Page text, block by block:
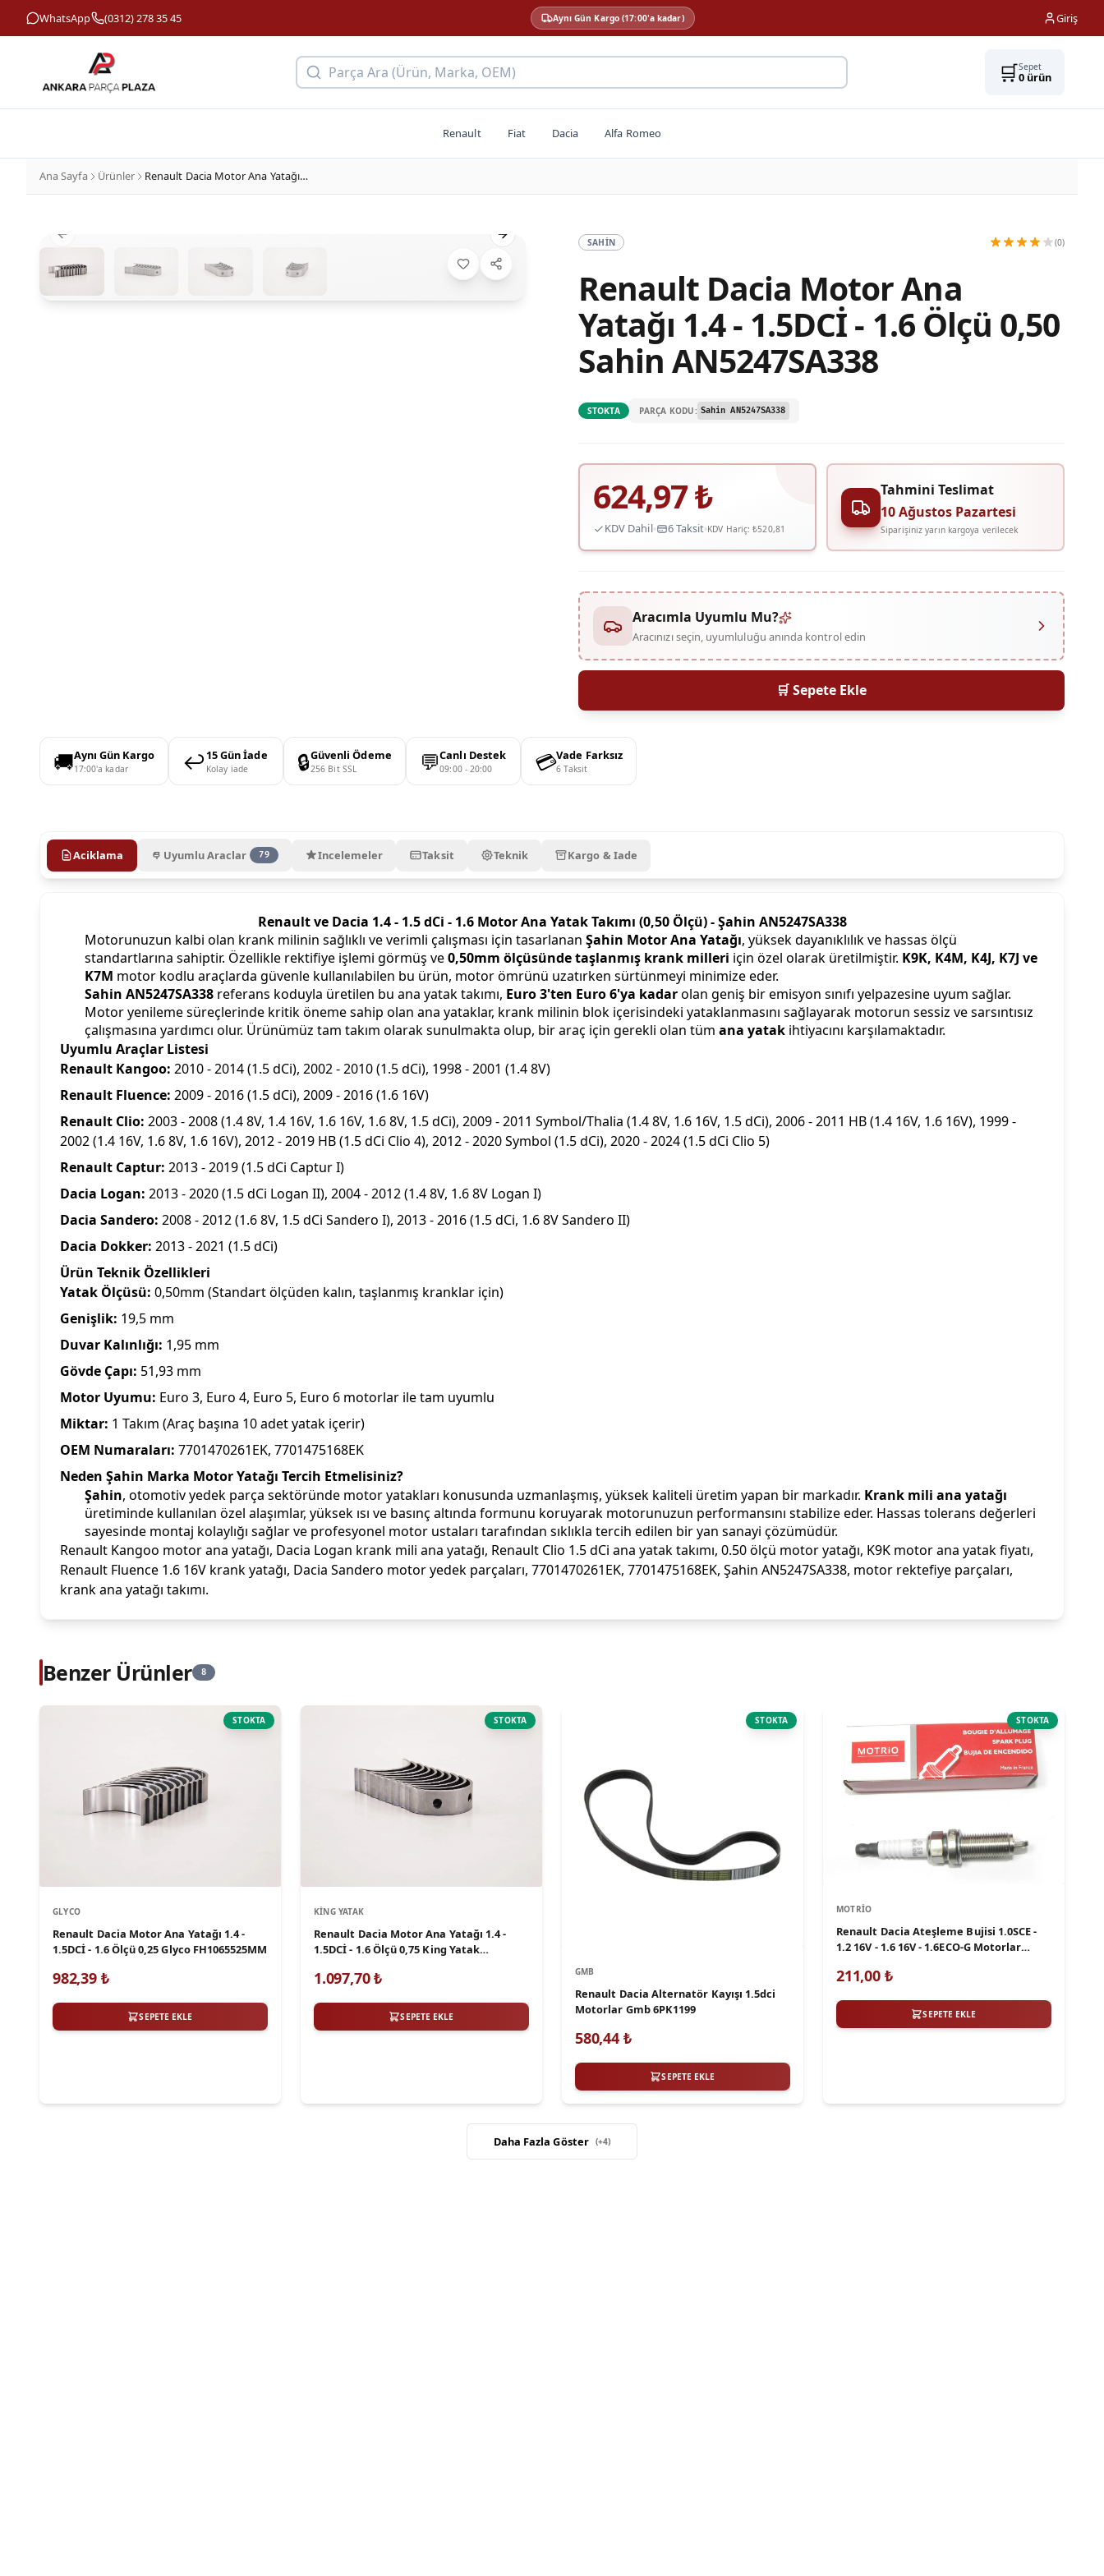
WhatsApp (0312) 278 35 45 Aynı Gün Kargo (17:00'a kadar) Giriş
Parça Ara (Ürün, Marka, OEM) 🛒Sepet
0ürün
Renault Fiat Dacia Alfa Romeo
Ana Sayfa Ürünler Renault Dacia Motor Ana Yatağı 1.4 - 1.5DCİ - 1.6 Ölçü 0,50 Sahin AN5247SA338
Previous slide Next slide SAHIN (0)
Renault Dacia Motor Ana
Yatağı 1.4 - 1.5DCİ - 1.6 Ölçü 0,50
Sahin AN5247SA338
STOKTA PARÇA KODU: Sahin AN5247SA338
624,97₺
KDV Dahil 6 Taksit KDV Hariç:₺520,81
Tahmini Teslimat
10 Ağustos Pazartesi
Siparişiniz yarın kargoya verilecek
Aracımla Uyumlu Mu?
Aracınızı seçin, uyumluluğu anında kontrol edin
🛒 Sepete Ekle
🚚Aynı Gün Kargo
17:00'a kadar ↩️ 15 Gün İade
Kolay iade 🔒Güvenli Ödeme
256 Bit SSL 💬Canlı Destek
09:00 - 20:00 💳Vade Farksız
6 Taksit
Aciklama Uyumlu Araclar 79 Incelemeler Taksit Teknik Kargo & Iade
Renault ve Dacia 1.4 - 1.5 dCi - 1.6 Motor Ana Yatak Takımı (0,50 Ölçü) - Şahin AN5247SA338
Motorunuzun kalbi olan krank milinin sağlıklı ve verimli çalışması için tasarlanan Şahin Motor Ana Yatağı, yüksek dayanıklılık ve hassas ölçü
standartlarına sahiptir. Özellikle rektifiye işlemi görmüş ve0,50mm ölçüsünde taşlanmış krank milleri için özel olarak üretilmiştir. K9K, K4M, K4J, K7J ve
K7M motor kodlu araçlarda güvenle kullanılabilen bu ürün, motor ömrünü uzatırken sürtünmeyi minimize eder.
Sahin AN5247SA338 referans koduyla üretilen bu ana yatak takımı, Euro 3'ten Euro 6'ya kadarolan geniş bir emisyon sınıfı yelpazesine uyum sağlar.
Motor yenileme süreçlerinde kritik öneme sahip olan ana yataklar, krank milinin blok içerisindeki yataklanmasını sağlayarak motorun sessiz ve sarsıntısız
çalışmasına yardımcı olur. Ürünümüz tam takım olarak sunulmakta olup, bir araç için gerekli olan tüm ana yatak ihtiyacını karşılamaktadır.
Uyumlu Araçlar Listesi
Renault Kangoo: 2010 - 2014 (1.5 dCi), 2002 - 2010 (1.5 dCi), 1998 - 2001 (1.4 8V)
Renault Fluence: 2009 - 2016 (1.5 dCi), 2009 - 2016 (1.6 16V)
Renault Clio: 2003 - 2008 (1.4 8V, 1.4 16V, 1.6 16V, 1.6 8V, 1.5 dCi), 2009 - 2011 Symbol/Thalia (1.4 8V, 1.6 16V, 1.5 dCi), 2006 - 2011 HB (1.4 16V, 1.6 16V), 1999 -
2002 (1.4 16V, 1.6 8V, 1.6 16V), 2012 - 2019 HB (1.5 dCi Clio 4), 2012 - 2020 Symbol (1.5 dCi), 2020 - 2024 (1.5 dCi Clio 5)
Renault Captur: 2013 - 2019 (1.5 dCi Captur I)
Dacia Logan: 2013 - 2020 (1.5 dCi Logan II), 2004 - 2012 (1.4 8V, 1.6 8V Logan I)
Dacia Sandero: 2008 - 2012 (1.6 8V, 1.5 dCi Sandero I), 2013 - 2016 (1.5 dCi, 1.6 8V Sandero II)
Dacia Dokker: 2013 - 2021 (1.5 dCi)
Ürün Teknik Özellikleri
Yatak Ölçüsü: 0,50mm (Standart ölçüden kalın, taşlanmış kranklar için)
Genişlik: 19,5 mm
Duvar Kalınlığı: 1,95 mm
Gövde Çapı: 51,93 mm
Motor Uyumu: Euro 3, Euro 4, Euro 5, Euro 6 motorlar ile tam uyumlu
Miktar: 1 Takım (Araç başına 10 adet yatak içerir)
OEM Numaraları: 7701470261EK, 7701475168EK
Neden Şahin Marka Motor Yatağı Tercih Etmelisiniz?
Şahin, otomotiv yedek parça sektöründe motor yatakları konusunda uzmanlaşmış, yüksek kaliteli üretim yapan bir markadır. Krank mili ana yatağı
üretiminde kullanılan özel alaşımlar, yüksek ısı ve basınç altında formunu koruyarak motorunuzun performansını stabilize eder. Hassas tolerans değerleri
sayesinde montaj kolaylığı sağlar ve profesyonel motor ustaları tarafından sıklıkla tercih edilen bir yan sanayi çözümüdür.
Renault Kangoo motor ana yatağı, Dacia Logan krank mili ana yatağı, Renault Clio 1.5 dCi ana yatak takımı, 0.50 ölçü motor yatağı, K9K motor ana yatak fiyatı,
Renault Fluence 1.6 16V krank yatağı, Dacia Sandero motor yedek parçaları, 7701470261EK, 7701475168EK, Şahin AN5247SA338, motor rektefiye parçaları,
krank ana yatağı takımı.
Benzer Ürünler 8
STOKTA
GLYCO
Renault Dacia Motor Ana Yatağı 1.4 -
1.5DCİ - 1.6 Ölçü 0,25 Glyco FH1065525MM
982,39₺
SEPETE EKLE
STOKTA
KING YATAK
Renault Dacia Motor Ana Yatağı 1.4 -
1.5DCİ - 1.6 Ölçü 0,75 King Yatak
1.097,70₺
SEPETE EKLE
STOKTA
GMB
Renault Dacia Alternatör Kayışı 1.5dci
Motorlar Gmb 6PK1199
580,44₺
SEPETE EKLE
STOKTA
MOTRIO
Renault Dacia Ateşleme Bujisi 1.0SCE -
1.2 16V - 1.6 16V - 1.6ECO-G Motorlar
211,00₺
SEPETE EKLE
Daha Fazla Göster (+4)